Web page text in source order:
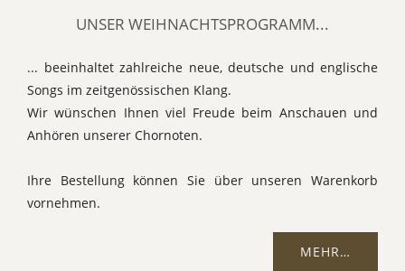
UNSER WEIHNACHTSPROGRAMM...
... beeinhaltet zahlreiche neue, deutsche und englische
Songs im zeitgenössischen Klang.
Wir wünschen Ihnen viel Freude beim Anschauen und
Anhören unserer Chornoten.
Ihre Bestellung können Sie über unseren Warenkorb
vornehmen.
MEHR…